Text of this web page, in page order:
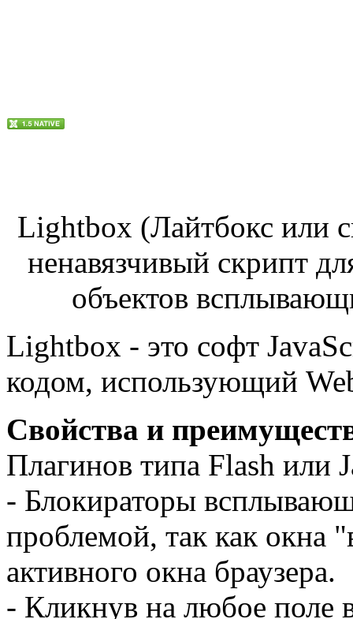
Lightbox (Лайтбокс или
ненавязчивый скрипт
объектов
Lightbox - это софт
кодом, использующий
Свойства и
Плагинов типа Flash или
- Блокираторы
проблемой, так как
активного окна браузера.
- Кликнув на любое поле